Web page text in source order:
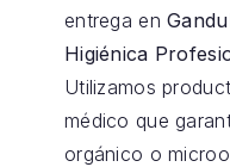
entrega en
Higiénica
Utilizamos
médico que
orgánico o